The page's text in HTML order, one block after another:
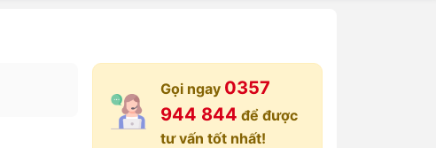
Gọi ngay 0357
944 844 để được
tư vấn tốt nhất!